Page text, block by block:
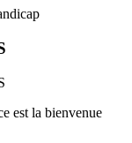
est la bienvenue